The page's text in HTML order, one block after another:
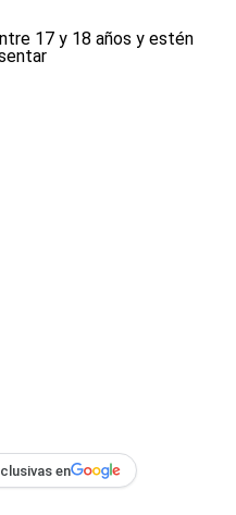
17 y 18 años y estén
en